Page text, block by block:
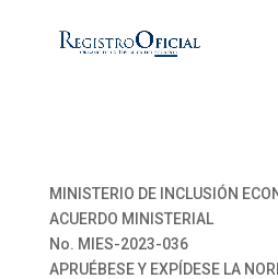
MINISTERIO DE INCLUSIÓN
ACUERDO MINISTERIAL
No. MIES-2023-036
APRUÉBESE Y EXPÍDESE LA